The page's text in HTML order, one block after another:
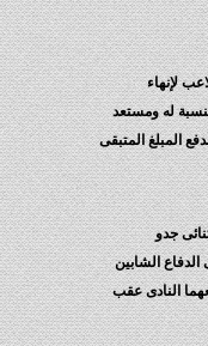
لإنهاء
له ومستعد
المبلغ المتبقى
جدو
الشابين
النادى عقب